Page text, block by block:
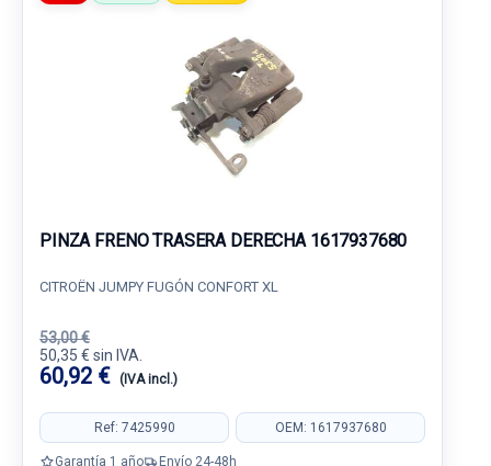
PINZA FRENO TRASERA DERECHA 1617937680
CITROËN JUMPY FUGÓN CONFORT XL
53,00 €
50,35 € sin IVA.
60,92 € (IVA incl.)
Ref: 7425990 OEM: 1617937680
Garantía 1 año Envío 24-48h